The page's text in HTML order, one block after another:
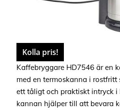
Kolla pris!
Kaffebryggare HD7546 är en
med en termoskanna i
ett tåligt och praktiskt intryck i
kannan hjälper till att bevara